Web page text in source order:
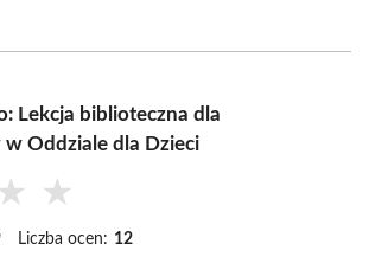
Lekcja biblioteczna dla
Oddziale dla Dzieci
★
Liczba ocen: 12